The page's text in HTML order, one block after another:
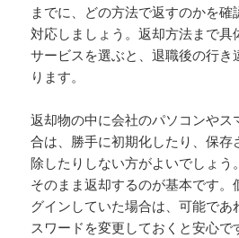
までに、どの方法で返すのかを
対応しましょう。返却方法まで具
サービスを選ぶと、退職後の行き
ります。
返却物の中に会社のパソコンやス
合は、勝手に初期化したり、保存
除したりしない方がよいでしょう
そのまま返却するのが基本です。
グインしていた場合は、可能で
スワードを変更しておくと安心で